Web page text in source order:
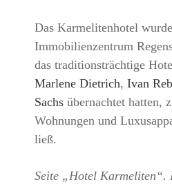
Das Karmelitenhotel
Immobilienzentrum
das traditionsträchtige
Marlene Dietrich, Ivan
Sachs übernachtet hatten,
Wohnungen und
ließ.
Seite „Hotel